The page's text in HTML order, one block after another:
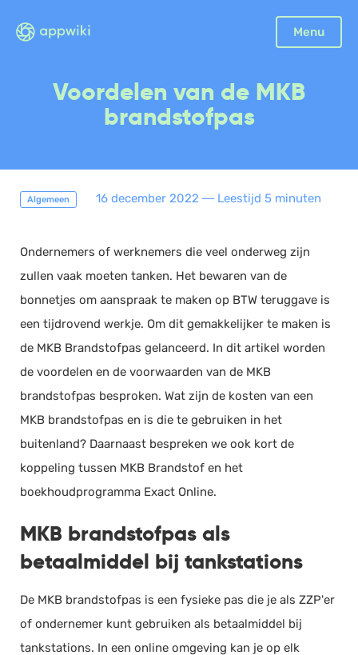
Menu
Sluiten
Facturatie
Incasso
Scan en herken
CRM
Sales
Urenregistratie
Planning
Werkbonnen
Webshop
Kassa
Rapportage
Voordelen van de MKB
brandstofpas
Algemeen 16 december 2022 ― Leestijd 5 minuten
Ondernemers of werknemers die veel onderweg zijn
zullen vaak moeten tanken. Het bewaren van de
bonnetjes om aanspraak te maken op BTW teruggave is
een tijdrovend werkje. Om dit gemakkelijker te maken is
de MKB Brandstofpas gelanceerd. In dit artikel worden
de voordelen en de voorwaarden van de MKB
brandstofpas besproken. Wat zijn de kosten van een
MKB brandstofpas en is die te gebruiken in het
buitenland? Daarnaast bespreken we ook kort de
koppeling tussen MKB Brandstof en het
boekhoudprogramma Exact Online.
MKB brandstofpas als
betaalmiddel bij tankstations
De MKB brandstofpas is een fysieke pas die je als ZZP'er
of ondernemer kunt gebruiken als betaalmiddel bij
tankstations. In een online omgeving kan je op elk